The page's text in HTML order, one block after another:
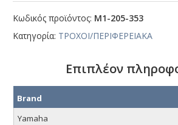
Κωδικός προϊόντος: Μ1-205-353
Κατηγορία: ΤΡΟΧΟΙ/ΠΕΡΙΦΕΡΕΙΑΚΑ
Επιπλέον
Brand
Yamaha